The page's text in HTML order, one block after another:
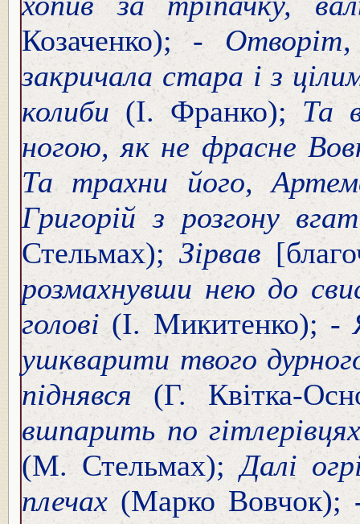
Козаченко); -
закричала стара і з
колиби(І. Франко); Та
ногою, як не фрасне
Та трахни його,
Григорій з розгону
Стельмах); Зірвав
розмахнувши нею до
голові (І. Микитенко); -
ушкварити твого
піднявся (Г. Квітка-
вшпарить по
(М. Стельмах);Далі
плечах (Марко